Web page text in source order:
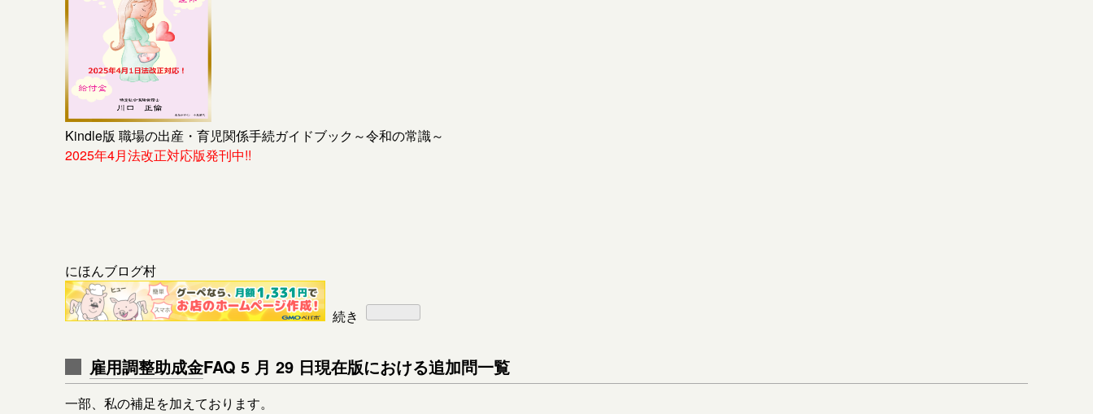
Kindle版 職場の出産・育児関係手続ガイドブック～令和の常識～
2025年4月法改正対応版発刊中!!
にほんブログ村
続き
雇用調整助成金FAQ 5 月 29 日現在版における追加問一覧
一部、私の補足を加えております。